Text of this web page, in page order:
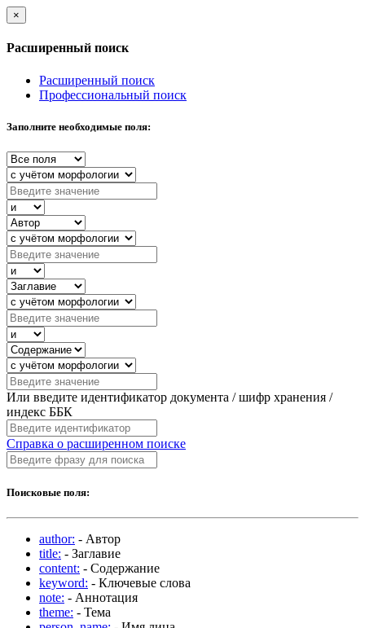
×
Расширенный поиск
Расширенный поиск
Профессиональный поиск
Заполните необходимые поля:
Или введите идентификатор документа / шифр хранения /
индекс ББК
Справка о расширенном поиске
Поисковые поля:
author: - Автор
title: - Заглавие
content: - Содержание
keyword: - Ключевые слова
note: - Аннотация
theme: - Тема